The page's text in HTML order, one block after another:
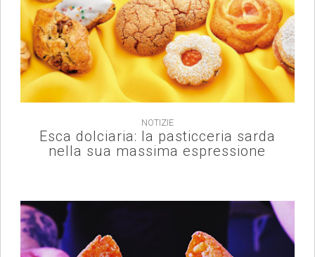
NOTIZIE
Esca dolciaria: la pasticceria sarda
nella sua massima espressione